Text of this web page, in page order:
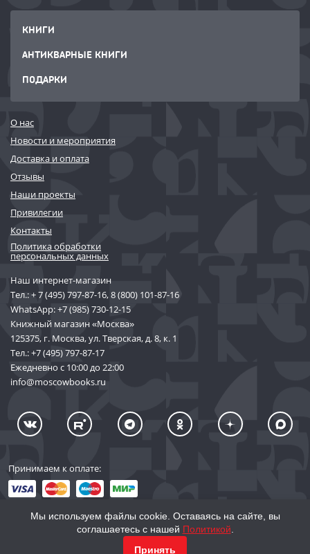
КНИГИ
АНТИКВАРНЫЕ КНИГИ
ПОДАРКИ
О нас
Новости и мероприятия
Доставка и оплата
Отзывы
Наши проекты
Привилегии
Контакты
Политика обработки
персональных данных
Наш интернет-магазин
Тел.:+ 7 (495) 797-87-16,8 (800) 101-87-16
WhatsApp:+7 (985) 730-12-15
Книжный магазин «Москва»
125375, г. Москва, ул. Тверская, д. 8, к. 1
Тел.:+7 (495) 797-87-17
Ежедневно с 10:00 до 22:00
info@moscowbooks.ru
Принимаем к оплате:
© 2002–2026 «Торговый Дом Книги «МОСКВА»
Мы используем файлы cookie. Оставаясь на сайте, вы
соглашаетесь с нашей Политикой
Принять